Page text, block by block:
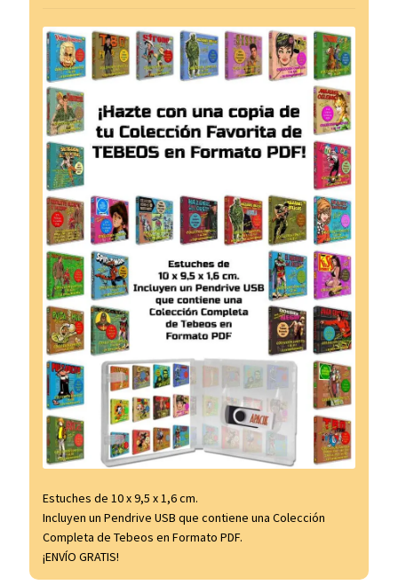
Estuches de 10 x 9,5 x 1,6 cm.
Incluyen un Pendrive USB que contiene una Colección
Completa de Tebeos en Formato PDF.
¡ENVÍO GRATIS!